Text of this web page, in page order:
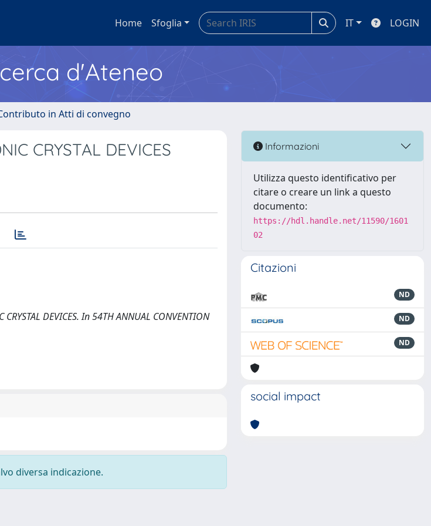
Home Sfoglia IT LOGIN
d'Ateneo
in Atti di convegno
CRYSTAL DEVICES
DEVICES. In 54TH ANNUAL CONVENTION
diversa indicazione.
Informazioni
Utilizza questo identificativo per
citare o creare un link a questo
documento:
https://hdl.handle.net/11590/1601
02
Citazioni
ND
ND
ND
social impact